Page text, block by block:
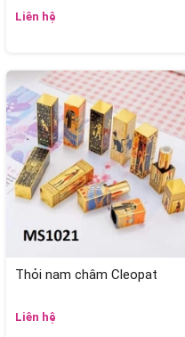
Liên hệ
Thỏi nam châm Cleopat
Liên hệ